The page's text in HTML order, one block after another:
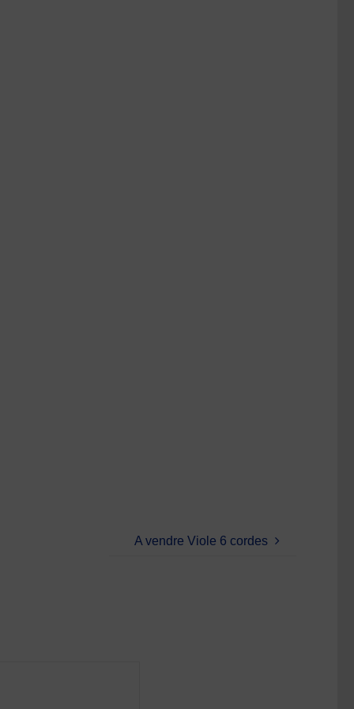
A vendre Viole 6 cordes